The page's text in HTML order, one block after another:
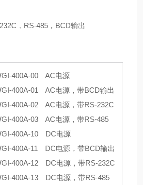
，RS-485，BCD输出
400A-00 AC电源
400A-01 AC电源，带BCD输出
400A-02 AC电源，带RS-232C
400A-03 AC电源，带RS-485
400A-10 DC电源
400A-11 DC电源，带BCD输出
400A-12 DC电源，带RS-232C
400A-13 DC电源，带RS-485